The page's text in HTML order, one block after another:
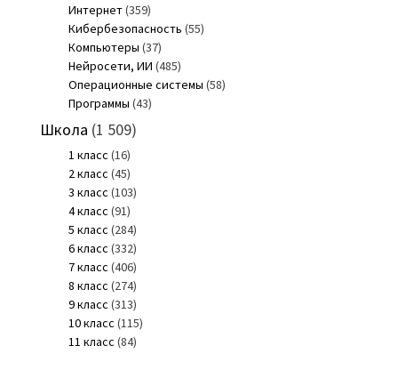
Интернет(359)
Кибербезопасность (55)
Компьютеры (37)
Нейросети, ИИ (485)
Операционные системы (58)
Программы (43)
Школа (1 509)
1 класс (16)
2 класс (45)
3 класс (103)
4 класс (91)
5 класс (284)
6 класс (332)
7 класс (406)
8 класс (274)
9 класс (313)
10 класс (115)
11 класс (84)